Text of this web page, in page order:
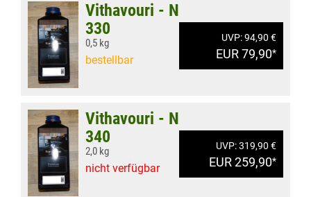
UVP: 94,90 €
EUR 79,90*
Vithavouri - N
330
0,5 kg
bestellbar
UVP: 319,90 €
EUR 259,90*
Vithavouri - N
340
2,0 kg
nicht verfügbar